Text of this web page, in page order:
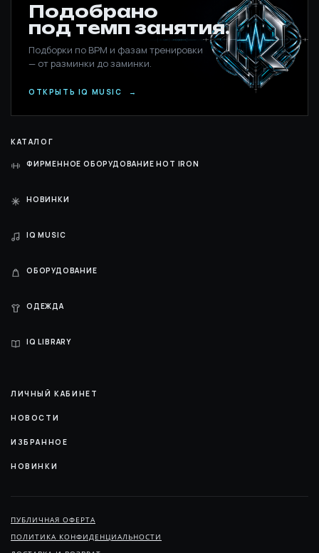
Подобрано
под темп занятия.
Подборки по BPM и фазам тренировки
— от разминки до заминки.
ОТКРЫТЬ IQ MUSIC →
КАТАЛОГ
ФИРМЕННОЕ ОБОРУДОВАНИЕ HOT IRON
НОВИНКИ
IQ MUSIC
ОБОРУДОВАНИЕ
ОДЕЖДА
IQ LIBRARY
ЛИЧНЫЙ КАБИНЕТ
НОВОСТИ
ИЗБРАННОЕ
НОВИНКИ
ПУБЛИЧНАЯ ОФЕРТА
ПОЛИТИКА КОНФИДЕНЦИАЛЬНОСТИ